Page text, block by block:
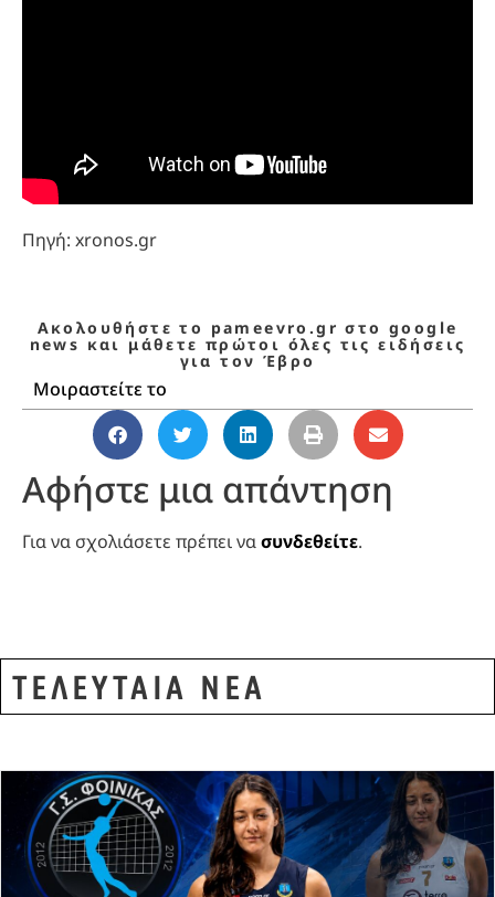
Πηγή: xronos.gr
Ακολουθήστε το pameevro.gr στο google
news και μάθετε πρώτοι όλες τις ειδήσεις
για τον Έβρο
Μοιραστείτε το
Αφήστε μια απάντηση
Για να σχολιάσετε πρέπει νασυνδεθείτε.
ΤΕΛΕΥΤΑΙΑ ΝΕΑ